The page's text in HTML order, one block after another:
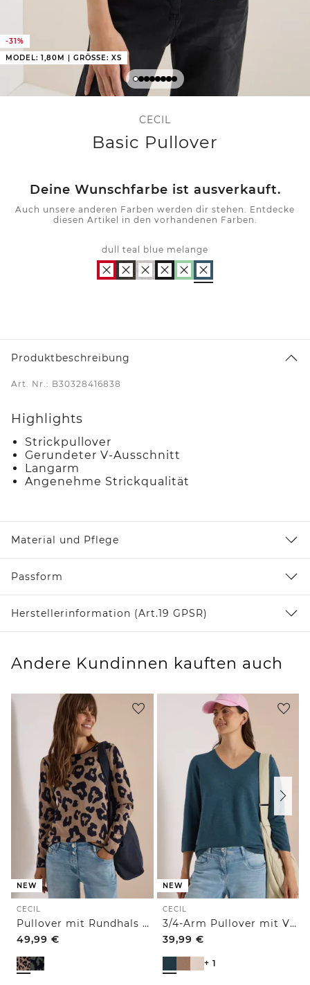
-31%
MODEL: 1,80M | GRÖSSE: XS
CECIL
Basic Pullover
Deine Wunschfarbe ist ausverkauft.
Auch unsere anderen Farben werden dir stehen. Entdecke
diesen Artikel in den vorhandenen Farben.
dull teal blue melange
Produktbeschreibung
Art. Nr.: B30328416838
Highlights
Strickpullover
Gerundeter V-Ausschnitt
Langarm
Angenehme Strickqualität
Material und Pflege
Passform
Herstellerinformation (Art.19 GPSR)
Andere Kundinnen kauften auch
NEW
CECIL
Pullover mit Rundhals und Leo-Muster
49,99 €
NEW
CECIL
3/4-Arm Pullover mit V-Neck und Strukturfront
39,99 €
+ 1